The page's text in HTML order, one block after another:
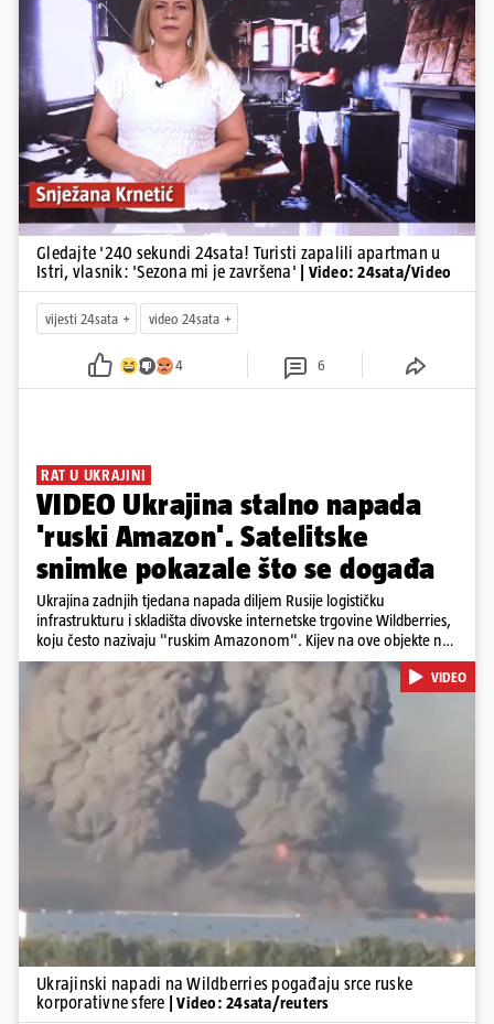
Pokretanje videa...
Gledajte '240 sekundi 24sata! Turisti zapalili apartman u
Istri, vlasnik: 'Sezona mi je završena'
| Video: 24sata/Video
vijesti 24sata video 24sata
4 6
RAT U UKRAJINI
VIDEO Ukrajina stalno napada
'ruski Amazon'. Satelitske
snimke pokazale što se događa
Ukrajina zadnjih tjedana napada diljem Rusije logističku
infrastrukturu i skladišta divovske internetske trgovine Wildberries,
koju često nazivaju "ruskim Amazonom". Kijev na ove objekte ne
gleda samo kao na obična trgovačka skladišta, već tvrdi da ih ruske
snage koriste i za vojne potrebe, odnosno za skladištenje i
distribuciju dijelova za dronove i druge opreme koja se koristi u
ratu. S druge strane, napadi služe i kao izravan odgovor na ruska
bombardiranja ukrajinske poštanske i logističke infrastrukture te
kao način da se ekonomske posljedice rata prenesu dublje na ruski
teritorij i približe običnim građanima.
Pokretanje videa...
VIDEO
Ukrajinski napadi na Wildberries pogađaju srce ruske
korporativne sfere
| Video: 24sata/reuters